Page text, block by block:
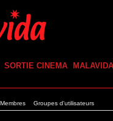
SORTIE CINEMA MALAVIDA
Groupes d'utilisateurs